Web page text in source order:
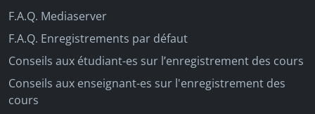
F.A.Q. Mediaserver
F.A.Q. Enregistrements par défaut
Conseils aux étudiant-es sur l’enregistrement des cours
Conseils aux enseignant-es sur l'enregistrement des
cours